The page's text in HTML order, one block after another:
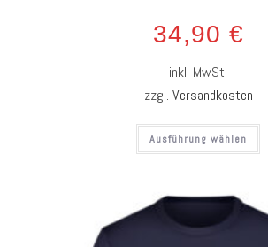
34,90 €
inkl. MwSt.
zzgl. Versandkosten
Ausführung wählen